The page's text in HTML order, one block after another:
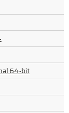
64-bit